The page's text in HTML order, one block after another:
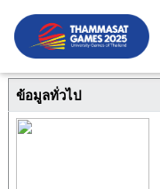
ข้อมูลทั่วไป